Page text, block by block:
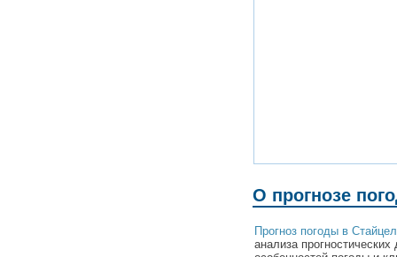
О прогнозе
Прогноз погоды в
анализа